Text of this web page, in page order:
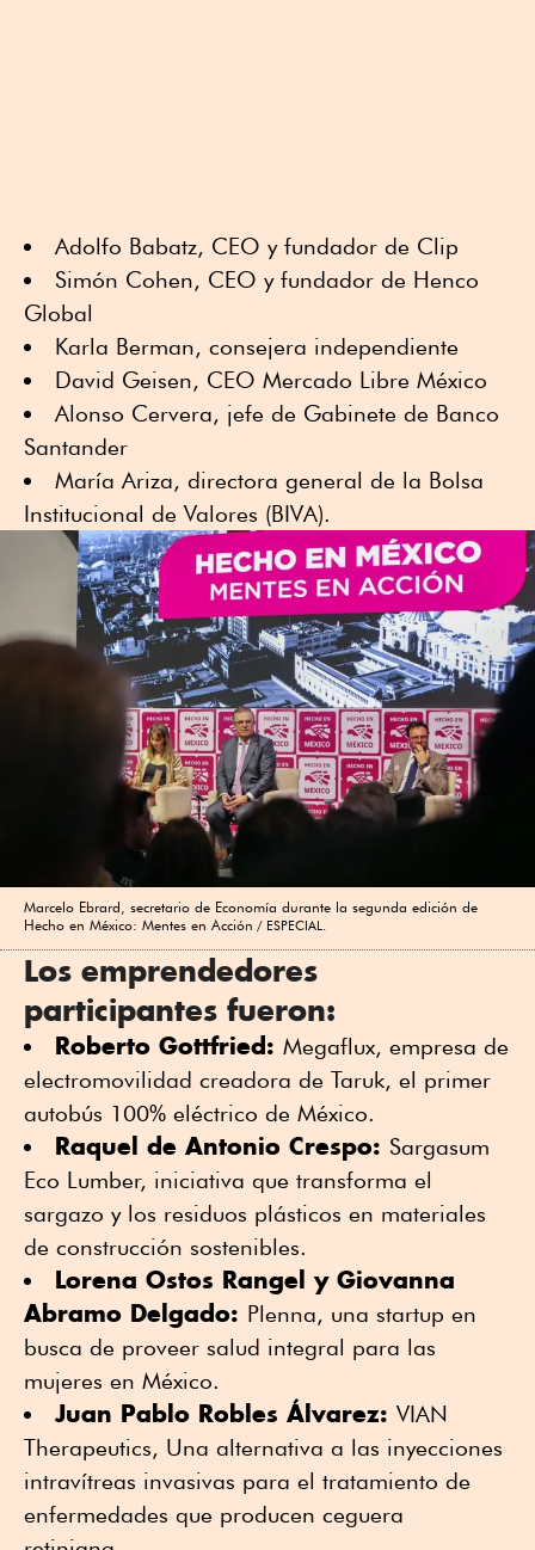
Adolfo Babatz, CEO y fundador de Clip
Simón Cohen, CEO y fundador de Henco
Global
Karla Berman, consejera independiente
David Geisen, CEO Mercado Libre México
Alonso Cervera, jefe de Gabinete de Banco
Santander
María Ariza, directora general de la Bolsa
Institucional de Valores (BIVA).
Marcelo Ebrard, secretario de Economía durante la segunda edición de
Hecho en México: Mentes en Acción
ESPECIAL.
Los emprendedores
participantes fueron:
Roberto Gottfried: Megaflux, empresa de
electromovilidad creadora de Taruk, el primer
autobús 100% eléctrico de México.
Raquel de Antonio Crespo: Sargasum
Eco Lumber, iniciativa que transforma el
sargazo y los residuos plásticos en materiales
de construcción sostenibles.
Lorena Ostos Rangel y Giovanna
Abramo Delgado: Plenna, una startup en
busca de proveer salud integral para las
mujeres en México.
Juan Pablo Robles Álvarez: VIAN
Therapeutics, Una alternativa a las inyecciones
intravítreas invasivas para el tratamiento de
enfermedades que producen ceguera